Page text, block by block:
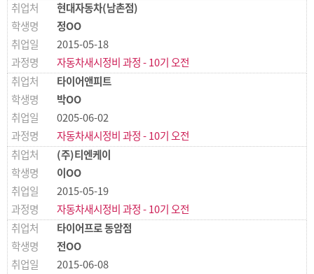
현대자동차(남촌점)
정OO
2015-05-18
자동차새시정비 과정 - 10기 오전
타이어앤피트
박OO
0205-06-02
자동차새시정비 과정 - 10기 오전
(주)티엔케이
이OO
2015-05-19
자동차새시정비 과정 - 10기 오전
타이어프로 동암점
전OO
2015-06-08